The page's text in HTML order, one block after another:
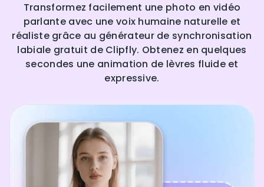
Transformez facilement une photo en vidéo
parlante avec une voix humaine naturelle et
réaliste grâce au générateur de synchronisation
labiale gratuit de Clipfly. Obtenez en quelques
secondes une animation de lèvres fluide et
expressive.